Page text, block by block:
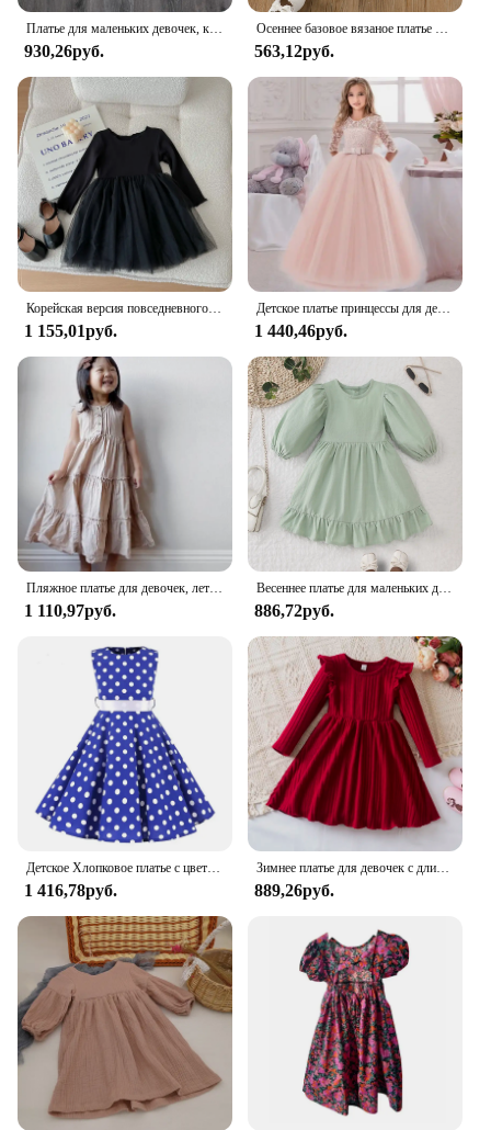
Платье для маленьких девочек, кружевное платье-жилет маленькой принцессы, платье с длинными рукавами, летняя одежда, детское платье для свадебной вечеринки, 3, 5, 7, 8 лет
930,26руб.
Осеннее базовое вязаное платье PatPat для девочек, цельнокроеное однотонное платье из смеси хлопка и спандекса, подходит для осеннего сезона
563,12руб.
Корейская версия повседневного платья с длинным рукавом для новорожденных девочек Осенняя детская сетчатая пушистая танцевальная юбка хлопковая юбка принцессы
1 155,01руб.
Детское платье принцессы для девочек, детское рождественское платье, платье на день рождения для девочек, одежда для свадебного банкета
1 440,46руб.
Пляжное платье для девочек, летнее винтажное платье с юбкой-пачкой для девочек, дышащее льняное Хлопковое платье в стиле бохо для маленьких девочек, От 1 до 7 лет
1 110,97руб.
Весеннее платье для маленьких девочек, хлопковое однотонное детское платье с длинным рукавом, детские платья с оборками для девочек, модная одежда для девочек
886,72руб.
Детское Хлопковое платье с цветочным принтом, в горошек
1 416,78руб.
Зимнее платье для девочек с длинным рукавом, искусственная кожа, новинка 2024, вязаный свитер, наряды, красное рождественское праздничное платье для девочек, Детский костюм
889,26руб.